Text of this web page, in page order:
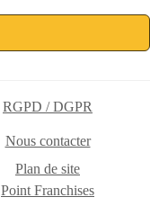
RGPD / DGPR
Nous contacter
Plan de site
Point Franchises